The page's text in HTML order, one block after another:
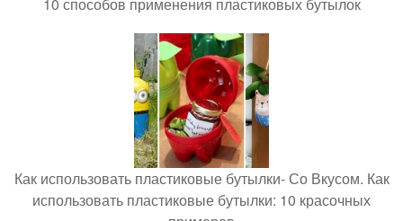
Как использовать пластиковые бутылки- Со Вкусом. Как
использовать пластиковые бутылки: 10 красочных